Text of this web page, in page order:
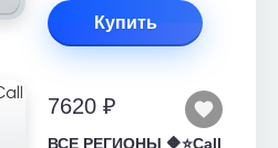
Купить
7620 ₽
ВСЕ РЕГИОНЫ 🔶⭐Call